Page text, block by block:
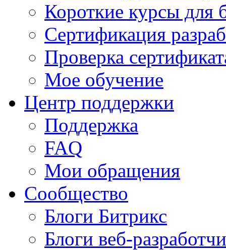
Короткие курсы для
Сертификация
Проверка
Мое обучение
Центр поддержки
Поддержка
FAQ
Мои обращения
Сообщество
Блоги Битрикс
Блоги веб-